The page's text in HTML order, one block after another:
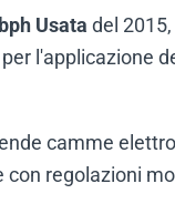
Usata del
l'applicazione
camme
con regolazioni